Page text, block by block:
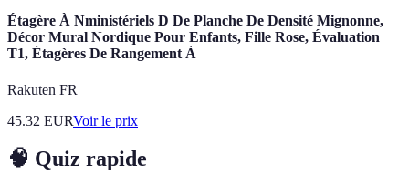
Étagère À Nministériels D De Planche De Densité Mignonne,
Décor Mural Nordique Pour Enfants, Fille Rose, Évaluation
T1, Étagères De Rangement À
Rakuten FR
45.32 EURVoir le prix
🧠 Quiz rapide